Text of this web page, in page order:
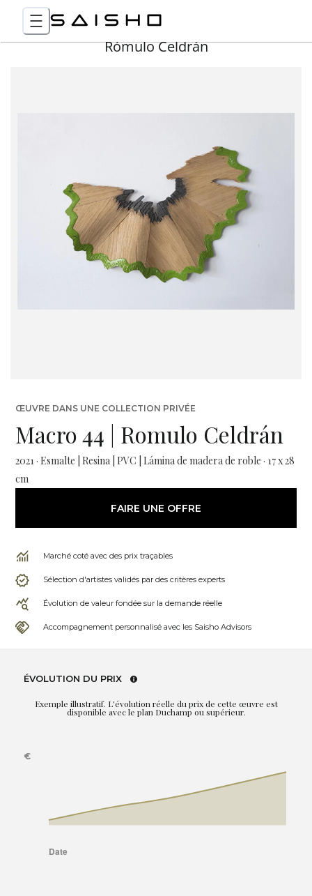
Rómulo Celdrán
ŒUVRE DANS UNE COLLECTION PRIVÉE
Macro 44 | Romulo Celdrán
2021 · Esmalte | Resina | PVC | Lámina de madera de roble · 17 x 28
cm
FAIRE UNE OFFRE
Marché coté avec des prix traçables
Sélection d'artistes validés par des critères experts
Évolution de valeur fondée sur la demande réelle
Accompagnement personnalisé avec les Saisho Advisors
ÉVOLUTION DU PRIX
Exemple illustratif. L'évolution réelle du prix de cette œuvre est
disponible avec le plan Duchamp ou supérieur.